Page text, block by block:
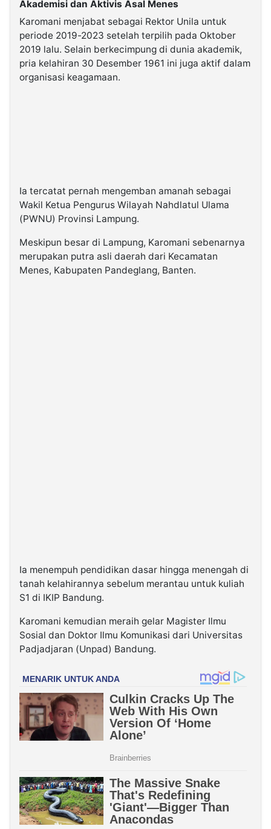
Akademisi dan Aktivis Asal Menes
Karomani menjabat sebagai Rektor Unila untuk
periode 2019-2023 setelah terpilih pada Oktober
2019 lalu. Selain berkecimpung di dunia akademik,
pria kelahiran 30 Desember 1961 ini juga aktif dalam
organisasi keagamaan.
Ia tercatat pernah mengemban amanah sebagai
Wakil Ketua Pengurus Wilayah Nahdlatul Ulama
(PWNU) Provinsi Lampung.
Meskipun besar di Lampung, Karomani sebenarnya
merupakan putra asli daerah dari Kecamatan
Menes, Kabupaten Pandeglang, Banten.
Ia menempuh pendidikan dasar hingga menengah di
tanah kelahirannya sebelum merantau untuk kuliah
S1 di IKIP Bandung.
Karomani kemudian meraih gelar Magister Ilmu
Sosial dan Doktor Ilmu Komunikasi dari Universitas
Padjadjaran (Unpad) Bandung.